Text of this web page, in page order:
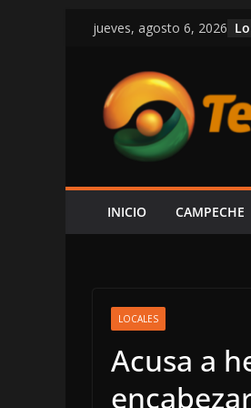
Saltar
contenido
jueves, agosto 6, 2026
INICIO CAMPECHE
LOCALES
Acusa a